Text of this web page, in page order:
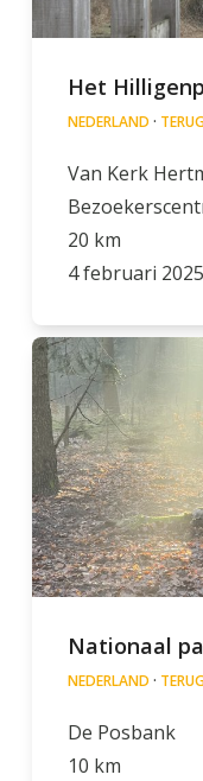
Het
NEDERLAND ·
Van Kerk
20 km
4 februari 2025
Nationaal
NEDERLAND ·
De Posbank
10 km